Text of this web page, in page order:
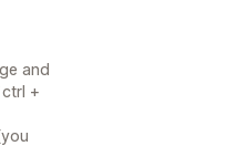
and
+